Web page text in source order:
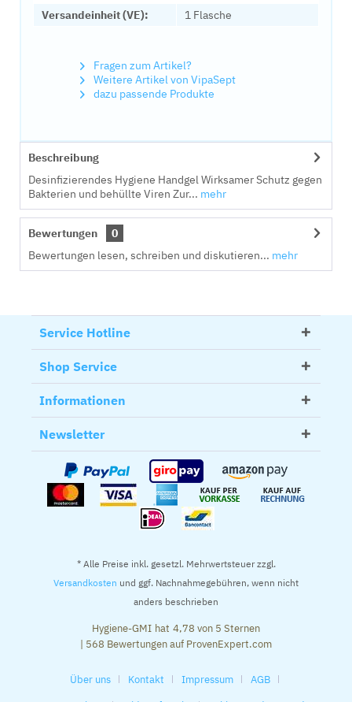
Versandeinheit (VE):
1 Flasche
Fragen zum Artikel?
Weitere Artikel von VipaSept
dazu passende Produkte
Beschreibung
Desinfizierendes Hygiene Handgel Wirksamer Schutz gegen
Bakterien und behüllte Viren Zur... mehr
Bewertungen
0
Bewertungen lesen, schreiben und diskutieren... mehr
Service Hotline
Shop Service
Informationen
Newsletter
* Alle Preise inkl. gesetzl. Mehrwertsteuer zzgl.
Versandkosten und ggf. Nachnahmegebühren, wenn nicht
anders beschrieben
Hygiene-GMI hat 4,78 von 5 Sternen
| 568 Bewertungen auf ProvenExpert.com
Über uns Kontakt Impressum
AGB